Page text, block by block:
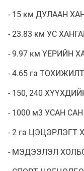
- 15 км ДУЛААН
- 23.83 км УС
- 9.97 км ҮЕРИЙН
- 4.65 га ТОХИЖИЛТ
- 150, 240
- 1000 м3 УСАН САН
- 2 га ЦЭЦЭРЛЭГТ
- МЭДЭЭЛЭЛ